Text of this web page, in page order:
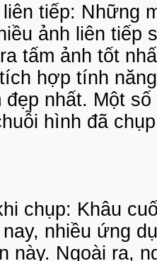
tiếp: Những
ảnh liên tiếp
tấm ảnh tốt
hợp tính
đẹp nhất. Một
hình đã
chụp: Khâu
nhiều ứng
này. Ngoài ra,